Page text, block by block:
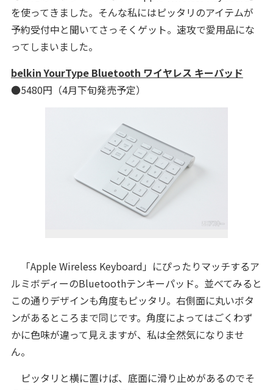
を使ってきました。そんな私にはピッタリのアイテムが
予約受付中と聞いてさっそくゲット。速攻で愛用品にな
ってしまいました。
belkin YourType Bluetooth ワイヤレス キーパッド
●5480円（4月下旬発売予定）
「Apple Wireless Keyboard」にぴったりマッチするア
ルミボディーのBluetoothテンキーパッド。並べてみると
この通りデザインも角度もピッタリ。右側面に丸いボタ
ンがあるところまで同じです。角度によってはごくわず
かに色味が違って見えますが、私は全然気になりませ
ん。
ピッタリと横に置けば、底面に滑り止めがあるのでそ